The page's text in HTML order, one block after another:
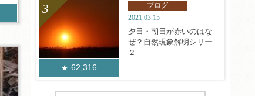
62,316
ブログ
2021.03.15
夕日・朝日が赤いのはな
ぜ？自然現象解明シリーズ
２